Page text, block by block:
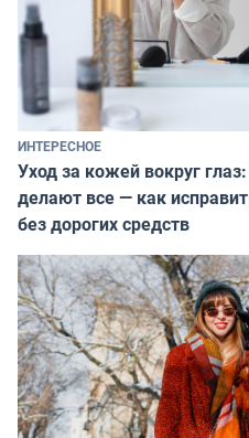
ИНТЕРЕСНОЕ
Уход за кожей вокруг
делают все — как
без дорогих средств